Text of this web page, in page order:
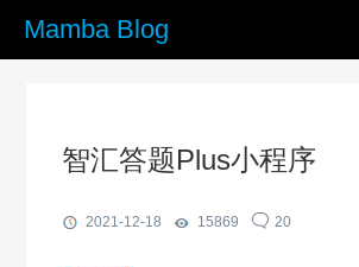
Mamba Blog
智汇答题Plus小程序
2021-12-18 15869 20